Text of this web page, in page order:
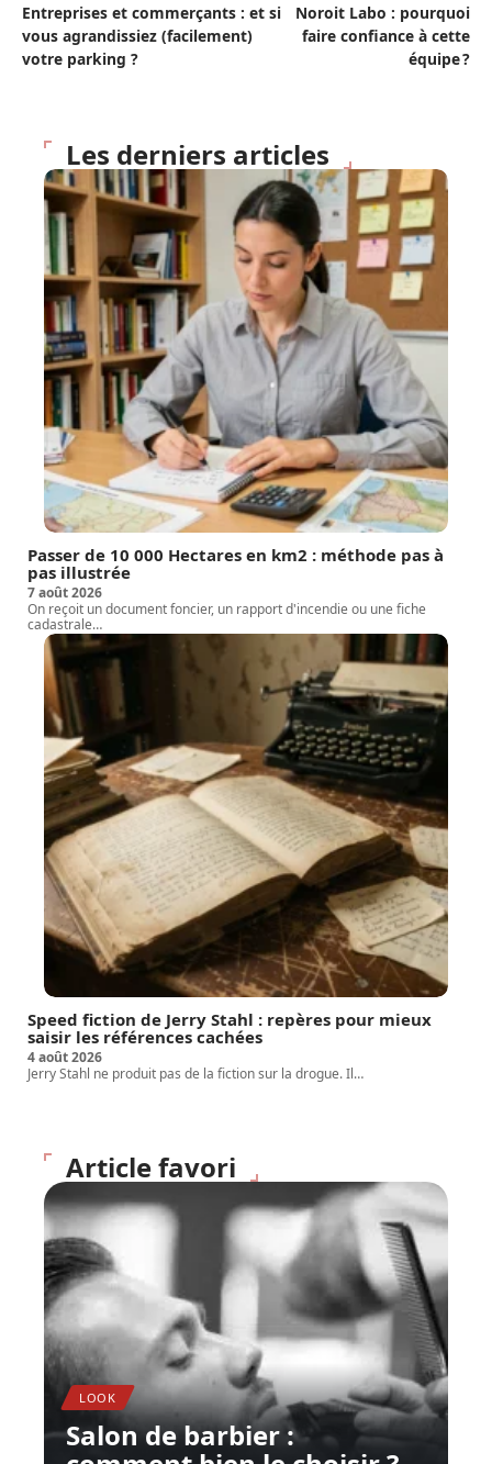
Entreprises et commerçants : et si
vous agrandissiez (facilement)
votre parking ?
Noroit Labo : pourquoi
faire confiance à cette
équipe ?
Les derniers articles
Passer de 10 000 Hectares en km2 : méthode pas à
pas illustrée
7 août 2026
On reçoit un document foncier, un rapport d'incendie ou une fiche
cadastrale…
Speed fiction de Jerry Stahl : repères pour mieux
saisir les références cachées
4 août 2026
Jerry Stahl ne produit pas de la fiction sur la drogue. Il…
Article favori
LOOK
Salon de barbier :